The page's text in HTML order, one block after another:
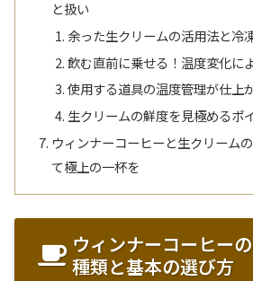
と扱い
余った生クリームの活用法と冷
飲む直前に乗せる！温度変化に
使用する道具の温度管理が仕上
生クリームの鮮度を見極めるポ
ウィンナーコーヒーと生クリーム
て極上の一杯を
ウィンナーコーヒー
種類と基本の選び方